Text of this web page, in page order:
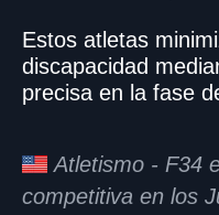
Estos atletas
discapacidad
precisa en la fase
Atletismo - F34
competitiva en los